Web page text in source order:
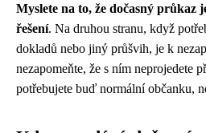
Myslete na to, že dočasný průkaz
řešení. Na druhou stranu, když
dokladů nebo jiný průšvih, je k
nezapomeňte, že s ním neprojedete
potřebujete buď normální občanku,